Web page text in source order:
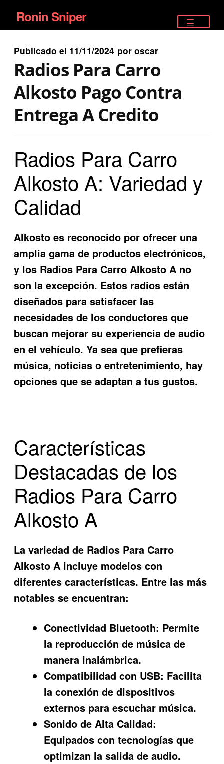
Ir
a
la
navegación
Ir
al
contenido
Ronin Sniper
EQUIPAMIENTO ÉLITE
PISTOLAS
RIFLES DEPORTIVOS
Publicado el 11/11/2024 poroscar
Radios Para Carro
Alkosto Pago Contra
Entrega A Credito
Radios Para Carro
Alkosto A: Variedad y
Calidad
Alkosto es reconocido por ofrecer una
amplia gama de productos electrónicos,
y los Radios Para Carro Alkosto A no
son la excepción. Estos radios están
diseñados para satisfacer las
necesidades de los conductores que
buscan mejorar su experiencia de audio
en el vehículo. Ya sea que prefieras
música, noticias o entretenimiento, hay
opciones que se adaptan a tus gustos.
Características
Destacadas de los
Radios Para Carro
Alkosto A
La variedad de Radios Para Carro
Alkosto A incluye modelos con
diferentes características. Entre las más
notables se encuentran:
Conectividad Bluetooth: Permite
la reproducción de música de
manera inalámbrica.
Compatibilidad con USB: Facilita
la conexión de dispositivos
externos para escuchar música.
Sonido de Alta Calidad:
Equipados con tecnologías que
optimizan la salida de audio.